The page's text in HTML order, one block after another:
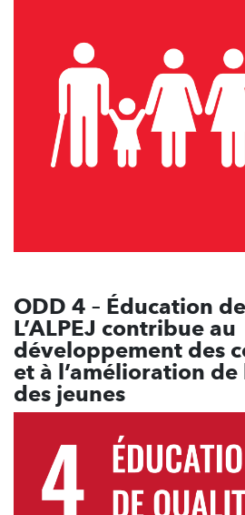
ODD 4 – Éducation
L’ALPEJ contribue au
développement des
et à l’amélioration
des jeunes